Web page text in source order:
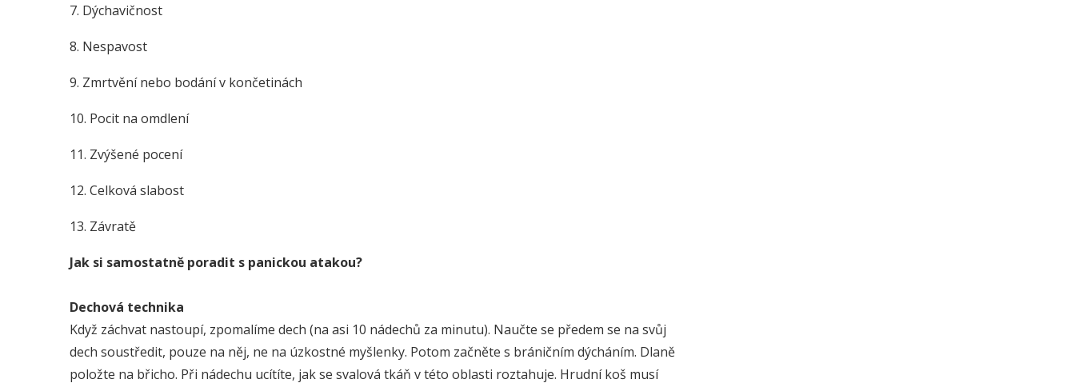
7. Dýchavičnost
8. Nespavost
9. Zmrtvění nebo bodání v končetinách
10. Pocit na omdlení
11. Zvýšené pocení
12. Celková slabost
13. Závratě
Jak si samostatně poradit s panickou atakou?
Dechová technika
Když záchvat nastoupí, zpomalíme dech (na asi 10 nádechů za minutu). Naučte se předem se na svůj
dech soustředit, pouze na něj, ne na úzkostné myšlenky. Potom začněte s bráničním dýcháním. Dlaně
položte na břicho. Při nádechu ucítíte, jak se svalová tkáň v této oblasti roztahuje. Hrudní koš musí